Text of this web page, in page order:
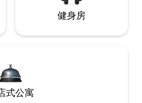
健身房
式公寓